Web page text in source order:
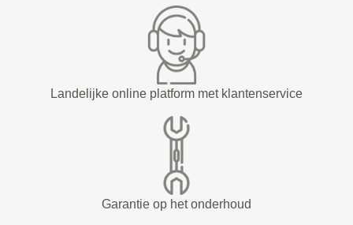
Landelijke online platform met klantenservice
Garantie op het onderhoud